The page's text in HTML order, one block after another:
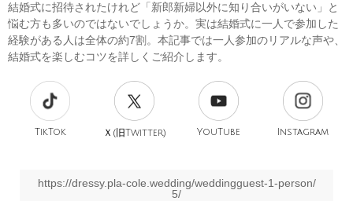
結婚式に招待されたけれど「新郎新婦以外に知り合いがいない」と
悩む方も多いのではないでしょうか。実は結婚式に一人で参加した
経験がある人は全体の約7割。本記事では一人参加のリアルな声や、
結婚式を楽しむコツを詳しくご紹介します。
TikTok Ｘ(旧Twitter) YouTube Instagram
https://dressy.pla-cole.wedding/weddingguest-1-person/
5/